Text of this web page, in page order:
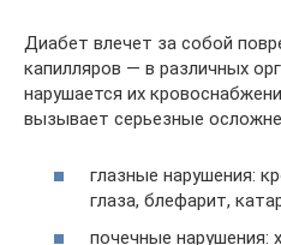
Диабет влечет за собой
капилляров — в различных
нарушается их
вызывает серьезные
глазные нарушения:
глаза, блефарит,
почечные нарушения: